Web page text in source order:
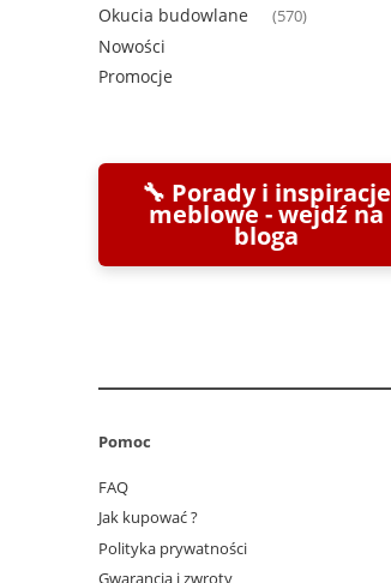
Okucia budowlane (570)
Nowości
Promocje
🔧 Porady i inspiracje
meblowe - wejdź na
bloga
Pomoc
FAQ
Jak kupować ?
Polityka prywatności
Gwarancja i zwroty